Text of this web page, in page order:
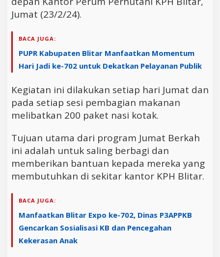
Jumat (23/2/24).
BACA JUGA:
PUPR Kabupaten Blitar Manfaatkan Momentum
Hari Jadi ke-702 untuk Dekatkan Pelayanan Publik
Kegiatan ini dilakukan setiap hari Jumat dan
pada setiap sesi pembagian makanan
melibatkan 200 paket nasi kotak.
Tujuan utama dari program Jumat Berkah
ini adalah untuk saling berbagi dan
memberikan bantuan kepada mereka yang
membutuhkan di sekitar kantor KPH Blitar.
BACA JUGA:
Manfaatkan Blitar Expo ke-702, Dinas P3APPKB
Gencarkan Sosialisasi KB dan Pencegahan
Kekerasan Anak